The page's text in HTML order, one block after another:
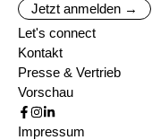
Jetzt anmelden →
Let's connect
Kontakt
Presse & Vertrieb
Vorschau
Impressum